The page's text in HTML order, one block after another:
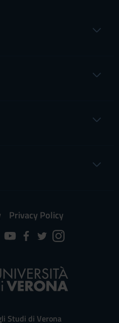
Privacy Policy
Studi di Verona